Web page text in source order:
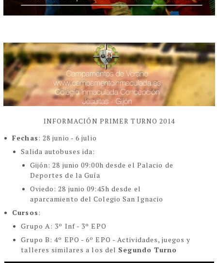
INFORMACIÓN PRIMER TURNO 2014
Fechas: 28 junio - 6 julio
Salida autobuses ida:
Gijón: 28 junio 09:00h desde el Palacio de
Deportes de la Guía
Oviedo: 28 junio 09:45h desde el
aparcamiento del Colegio San Ignacio
Cursos:
Grupo A: 3º Inf - 3º EPO
Grupo B: 4º EPO - 6º EPO - Actividades, juegos y
talleres similares a los del Segundo Turno